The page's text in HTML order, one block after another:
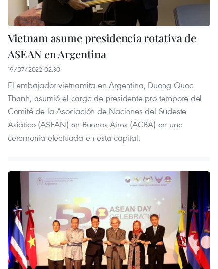
Vietnam asume presidencia rotativa de
ASEAN en Argentina
19/07/2022 02:30
El embajador vietnamita en Argentina, Duong Quoc
Thanh, asumió el cargo de presidente pro tempore del
Comité de la Asociación de Naciones del Sudeste
Asiático (ASEAN) en Buenos Aires (ACBA) en una
ceremonia efectuada en esta capital.